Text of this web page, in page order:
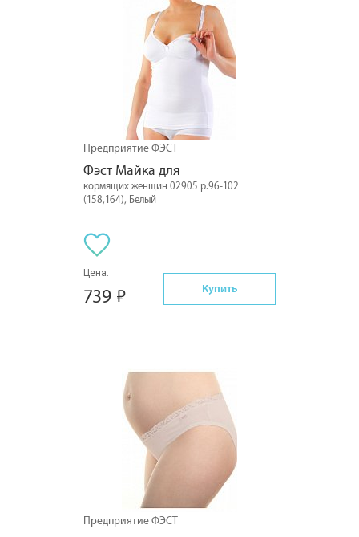
Предприятие ФЭСТ
Фэст Майка для
кормящих женщин 02905 р.96-102
(158,164), Белый
Цена:
739 Купить
Предприятие ФЭСТ